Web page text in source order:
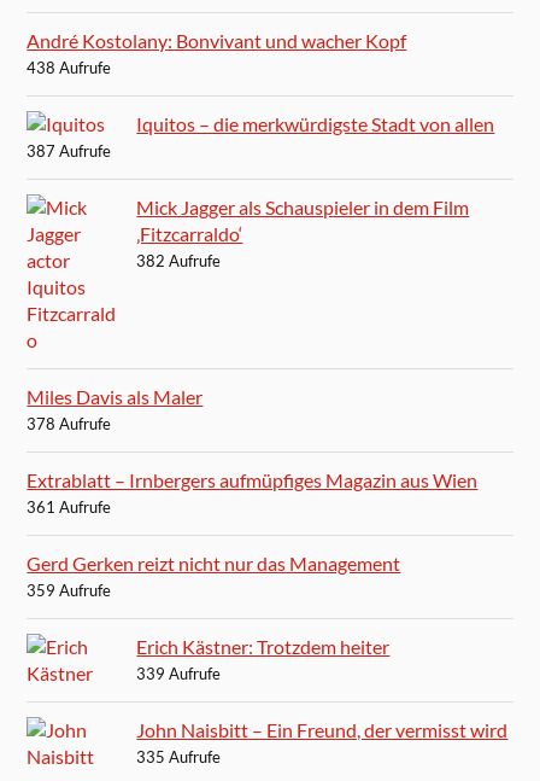
André Kostolany: Bonvivant und wacher Kopf
438 Aufrufe
Iquitos – die merkwürdigste Stadt von allen
387 Aufrufe
Mick Jagger als Schauspieler in dem Film
‚Fitzcarraldo‘
382 Aufrufe
Miles Davis als Maler
378 Aufrufe
Extrablatt – Irnbergers aufmüpfiges Magazin aus Wien
361 Aufrufe
Gerd Gerken reizt nicht nur das Management
359 Aufrufe
Erich Kästner: Trotzdem heiter
339 Aufrufe
John Naisbitt – Ein Freund, der vermisst wird
335 Aufrufe